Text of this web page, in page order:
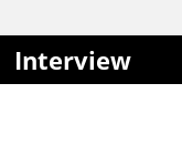
Interview